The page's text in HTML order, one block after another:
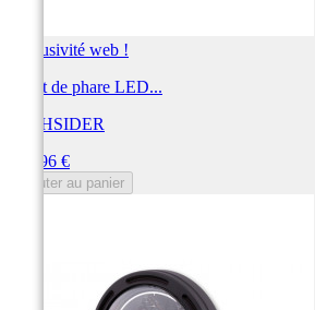
Exclusivité web !
Insert de phare LED...
HIGHSIDER
329,96 €
Ajouter au panier